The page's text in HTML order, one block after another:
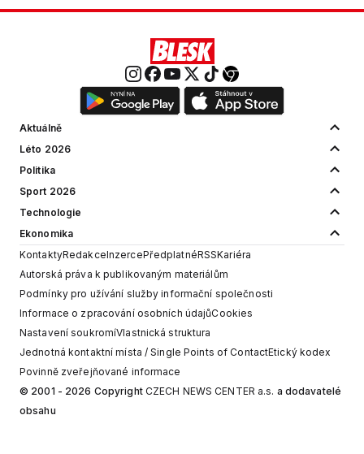
Aktuálně
Léto 2026
Politika
Sport 2026
Technologie
Ekonomika
KontaktyRedakceInzercePředplatnéRSSKariéra
Autorská práva k publikovaným materiálům
Podmínky pro užívání služby informační společnosti
Informace o zpracování osobních údajůCookies
Nastavení soukromíVlastnická struktura
Jednotná kontaktní místa / Single Points of ContactEtický kodex
Povinně zveřejňované informace
© 2001 - 2026 Copyright CZECH NEWS CENTER a.s. a dodavatelé
obsahu